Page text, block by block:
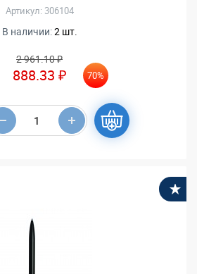
Артикул: 306104
В наличии:2 шт.
2 961.10 ₽
888.33 ₽ 70%